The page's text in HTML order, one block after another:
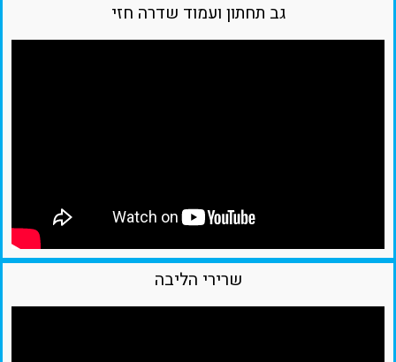
גב תחתון ועמוד שדרה חזי
שרירי הליבה